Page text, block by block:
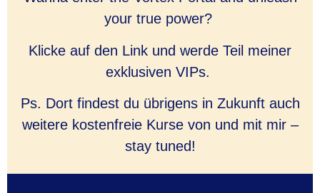
your true power?
Klicke auf den Link und werde Teil meiner
exklusiven VIPs.
Ps. Dort findest du übrigens in Zukunft auch
weitere kostenfreie Kurse von und mit mir –
stay tuned!